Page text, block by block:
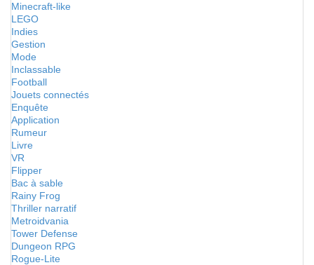
Minecraft-like
LEGO
Indies
Gestion
Mode
Inclassable
Football
Jouets connectés
Enquête
Application
Rumeur
Livre
VR
Flipper
Bac à sable
Rainy Frog
Thriller narratif
Metroidvania
Tower Defense
Dungeon RPG
Rogue-Lite